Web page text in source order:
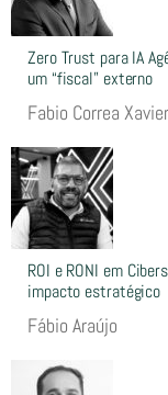
Zero Trust para IA
um “fiscal” externo
Fabio Correa Xavier
ROI e RONI em
impacto estratégico
Fábio Araújo